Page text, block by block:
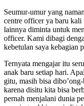
Seumur-umur yang
centre officer ya baru kali
lainnya diminta untuk
officer. Kami dibagi
kebetulan saya kebagian
Ternyata mengajar itu
anak baru setiap hari.
gitu, masih bisa
karena disitu kita bisa
pernah menjalani dunia